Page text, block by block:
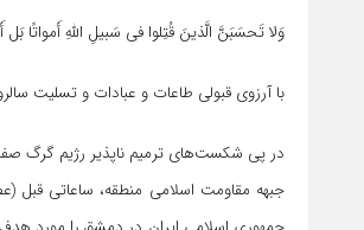
وَلا تَحسَبَنَّ الَّذینَ قُتِلوا فی سَبیلِ اللَّهِ أَمواتًا بَل
با آرزوی قبولی طاعات و عبادات و تسلیت
در پی شکست‌های ترمیم ناپذیر رژیم گرگ